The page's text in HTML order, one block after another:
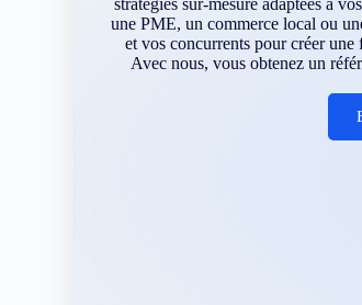
une PME, un commerce local ou
et vos concurrents pour créer
Avec nous, vous obtenez un